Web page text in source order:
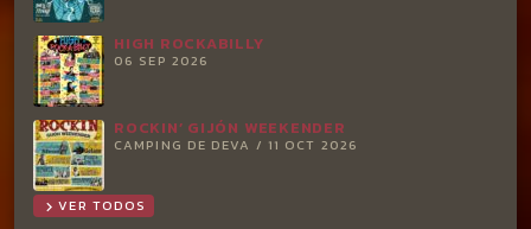
HIGH ROCKABILLY
06 SEP 2026
ROCKIN’ GIJÓN WEEKENDER
CAMPING DE DEVA / 11 OCT 2026
chevron_rightVER TODOS